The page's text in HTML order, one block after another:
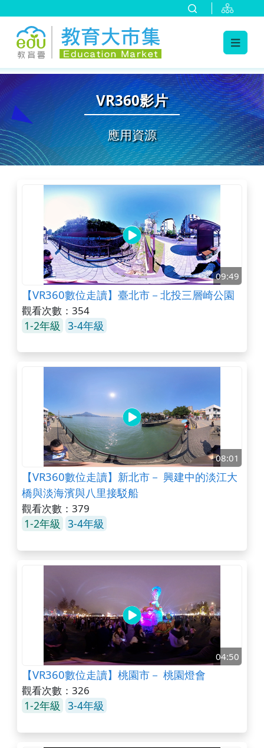
::: VR360影片
應用資源
09:49
【VR360數位走讀】臺北市－北投三層崎公園
觀看次數：354
1-2年級 3-4年級
08:01
【VR360數位走讀】新北市－ 興建中的淡江大
橋與淡海濱與八里接駁船
觀看次數：379
1-2年級 3-4年級
04:50
【VR360數位走讀】桃園市－ 桃園燈會
觀看次數：326
1-2年級 3-4年級